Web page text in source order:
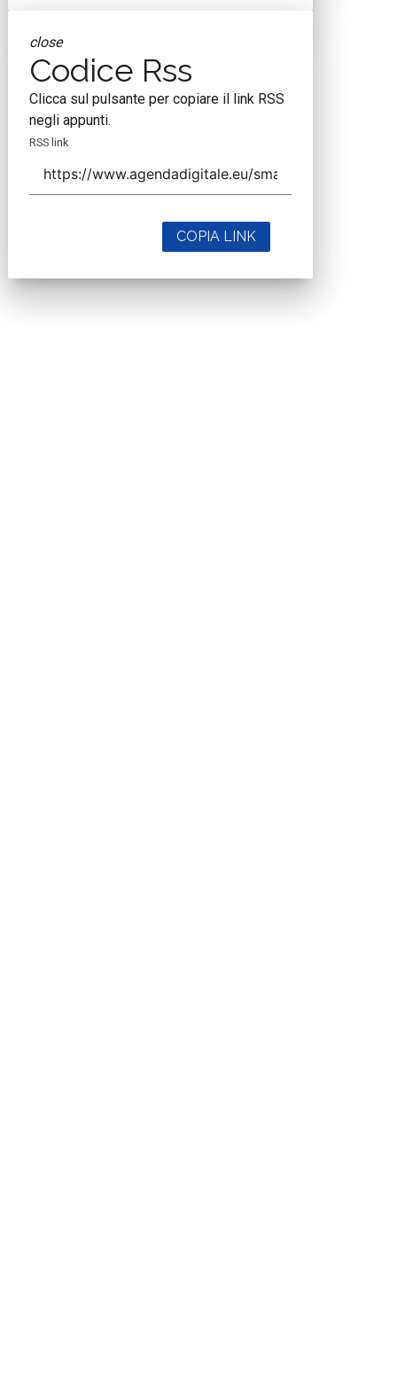
close
Codice Rss
Clicca sul pulsante per copiare il link RSS
negli appunti.
RSS link
COPIA LINK